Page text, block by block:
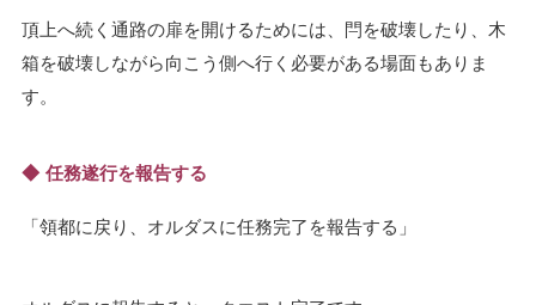
頂上へ続く通路の扉を開けるためには、閂を破壊したり、木
箱を破壊しながら向こう側へ行く必要がある場面もありま
す。
任務遂行を報告する
領都に戻り、オルダスに任務完了を報告する